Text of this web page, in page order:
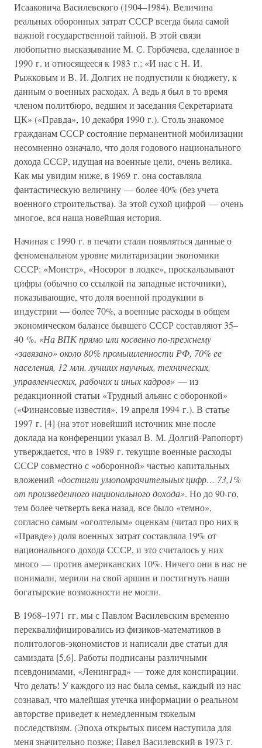
Исааковича Василевского (1904–1984). Величина
реальных оборонных затрат СССР всегда была самой
важной государственной тайной. В этой связи
любопытно высказывание М. С. Горбачева, сделанное в
1990 г. и относящееся к 1983 г.: «И нас с Н. И.
Рыжковым и В. И. Долгих не подпустили к бюджету, к
данным о военных расходах. А ведь я был в то время
членом политбюро, ведшим и заседания Секретариата
ЦК» («Правда», 10 декабря 1990 г.). Столь знакомое
гражданам СССР состояние перманентной мобилизации
несомненно означало, что доля годового национального
дохода СССР, идущая на военные цели, очень велика.
Как мы увидим ниже, в 1969 г. она составляла
фантастическую величину — более 40% (без учета
военного строительства). За этой сухой цифрой — очень
многое, вся наша новейшая история.
Начиная с 1990 г. в печати стали появляться данные о
феноменальном уровне милитаризации экономики
СССР: «Монстр», «Носорог в лодке», проскальзывают
цифры (обычно со ссылкой на западные источники),
показывающие, что доля военной продукции в
индустрии — более 70%, а военные расходы в общем
экономическом балансе бывшего СССР составляют 35–
40 %. «На ВПК прямо или косвенно по-прежнему
«завязано» около 80% промышленности РФ, 70% ее
населения, 12 млн. лучших научных, технических,
управленческих, рабочих и иных кадров» — из
редакционной статьи «Трудный альянс с оборонкой»
(«Финансовые известия», 19 апреля 1994 г.). В статье
1997 г. [4] (на этот новейший источник мне после
доклада на конференции указал В. М. Долгий-Рапопорт)
утверждается, что в 1989 г. текущие военные расходы
СССР совместно с «оборонной» частью капитальных
вложений «достигли умопомрачительных цифр… 73,1%
от произведенного национального дохода». Но до 90-го,
тем более четверть века назад, все было «темно»,
согласно самым «оголтелым» оценкам (читал про них в
«Правде») доля военных затрат составляла 19% от
национального дохода СССР, и это считалось у них
много — против американских 10%. Ничего они в нас не
понимали, мерили на свой аршин и постигнуть наши
богатырские возможности не могли.
В 1968–1971 гг. мы с Павлом Василевским временно
переквалифицировались из физиков-математиков в
политологов-экономистов и написали две статьи для
самиздата [5,6]. Работы подписаны различными
псевдонимами, «Ленинград» — тоже для конспирации.
Что делать! У каждого из нас была семья, каждый из нас
сознавал, что малейшая утечка информации о реальном
авторстве приведет к немедленным тяжелым
последствиям. (Эпоха открытых писем наступила для
меня значительно позже; Павел Василевский в 1973 г.